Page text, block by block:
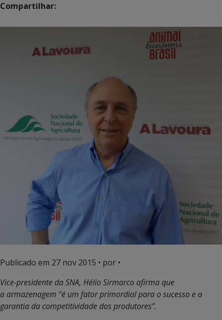
Compartilhar:
Publicado em 27 nov 2015 • por •
Vice-presidente da SNA, Hélio Sirmarco afirma que
a armazenagem “é um fator primordial para o sucesso e a
garantia da competitividade dos produtores”.